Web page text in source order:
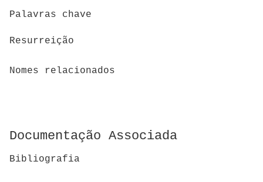
Palavras chave
Resurreição
Nomes relacionados
Documentação Associada
Bibliografia